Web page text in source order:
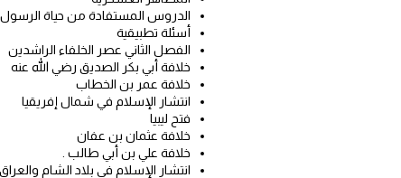
الدروس المستفادة من حياة
أسئلة تطبيقية
الفصل الثاني عصر الخلفاء الراشدين
خلافة أبي بكر الصديق رضي الله عنه
خلافة عمر بن الخطاب
انتشار الإسلام في شمال إفريقيا
فتح ليبيا
خلافة عثمان بن عفان
خلافة علي بن أبي طالب .
انتشار الإسلام في بلاد الشام